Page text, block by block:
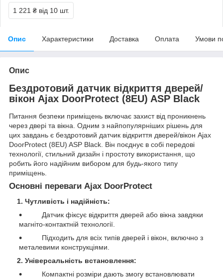
1 221 ₴ від 10 шт.
Опис Характеристики Доставка Оплата Умови
Опис
Бездротовий датчик відкриття дверей/
вікон Ajax DoorProtect (8EU) ASP Black
Питання безпеки приміщень включає захист від проникнень
через двері та вікна. Одним з найпопулярніших рішень для
цих завдань є бездротовий датчик відкриття дверей/вікон Ajax
DoorProtect (8EU) ASP Black. Він поєднує в собі передові
технології, стильний дизайн і простоту використання, що
робить його надійним вибором для будь-якого типу
приміщень.
Основні переваги Ajax DoorProtect
1. Чутливість і надійність:
Датчик фіксує відкриття дверей або вікна завдяки
магніто-контактній технології.
Підходить для всіх типів дверей і вікон, включно з
металевими конструкціями.
2. Універсальність встановлення:
Компактні розміри дають змогу встановлювати